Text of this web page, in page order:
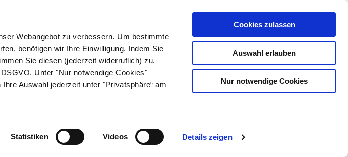
Webangebot zu verbessern. Um bestimmte
benötigen wir Ihre Einwilligung. Indem Sie
Sie diesen (jederzeit widerruflich) zu.
Unter "Nur notwendige Cookies"
Auswahl jederzeit unter "Privatsphäre“ am
Statistiken Videos Details zeigen
Cookies zulassen
Auswahl erlauben
Nur notwendige Cookies
Kundenlogin
Suche
Eltern & Kind Gesund leben Über uns